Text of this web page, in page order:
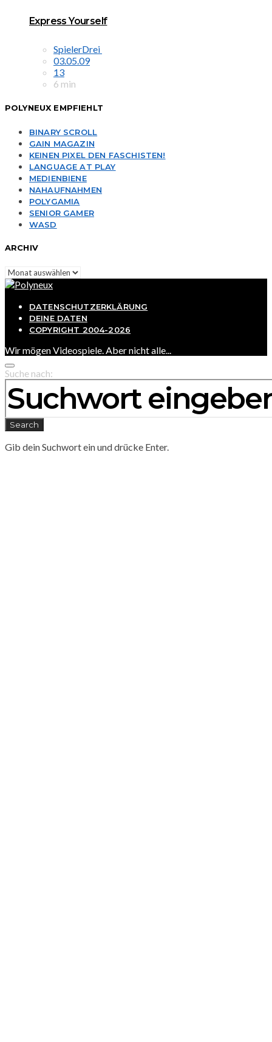
Express Yourself
SpielerDrei
03.05.09
13
6 min
POLYNEUX EMPFIEHLT
BINARY SCROLL
GAIN MAGAZIN
KEINEN PIXEL DEN FASCHISTEN!
LANGUAGE AT PLAY
MEDIENBIENE
NAHAUFNAHMEN
POLYGAMIA
SENIOR GAMER
WASD
ARCHIV
Archiv
DATENSCHUTZERKLÄRUNG
DEINE DATEN
COPYRIGHT 2004-2026
Wir mögen Videospiele. Aber nicht alle...
Suche nach:
Search
Gib dein Suchwort ein und drücke Enter.